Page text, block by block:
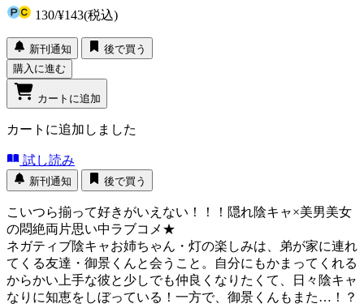
130/¥143(税込)
新刊通知
後で買う
購入に進む
カートに追加
カートに追加しました
試し読み
新刊通知 後で買う
こいつら揃って好きがいえない！！！隠れ陰キャ×美男美女
の悶絶両片思い中ラブコメ★
ネガティブ陰キャお姉ちゃん・灯の楽しみは、弟が家に連れ
てくる友達・御景くんと会うこと。自分にもかまってくれる
からかい上手な彼と少しでも仲良くなりたくて、日々陰キャ
なりに知恵をしぼっている！一方で、御景くんもまた…！？